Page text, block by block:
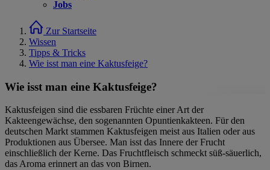
Jobs
Zur Startseite
Wissen
Tipps & Tricks
Wie isst man eine Kaktusfeige?
Wie isst man eine Kaktusfeige?
Kaktusfeigen sind die essbaren Früchte einer Art der
Kakteengewächse, den sogenannten Opuntienkakteen. Für den
deutschen Markt stammen Kaktusfeigen meist aus Italien oder aus
Produktionen aus Übersee. Man isst das Innere der Frucht
einschließlich der Kerne. Das Fruchtfleisch schmeckt süß-säuerlich,
das Aroma erinnert an das von Birnen.